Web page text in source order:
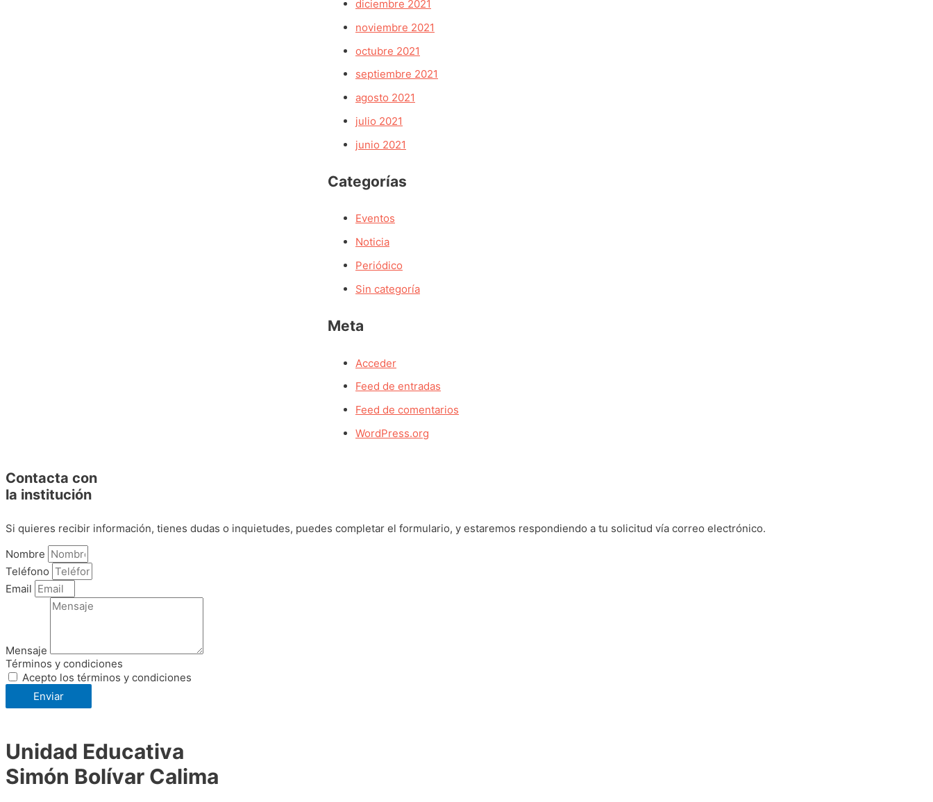
diciembre 2021
noviembre 2021
octubre 2021
septiembre 2021
agosto 2021
julio 2021
junio 2021
Categorías
Eventos
Noticia
Periódico
Sin categoría
Meta
Acceder
Feed de entradas
Feed de comentarios
WordPress.org
Contacta con
la institución
Si quieres recibir información, tienes dudas o inquietudes, puedes completar el formulario, y estaremos respondiendo a tu solicitud vía correo electrónico.
Nombre
Teléfono
Email
Mensaje
Términos y condiciones
Acepto los términos y condiciones
Enviar
Unidad Educativa
Simón Bolívar Calima